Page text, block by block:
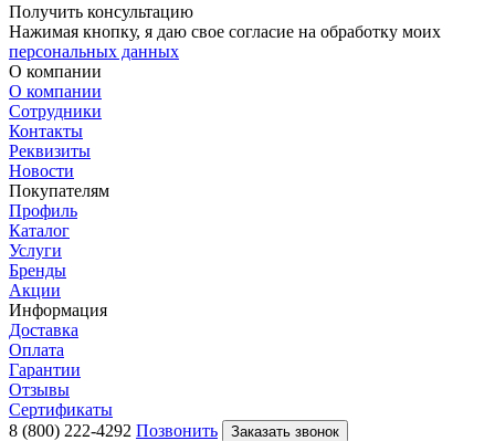
Получить консультацию
Нажимая кнопку, я даю свое согласие на обработку моих
персональных данных
О компании
О компании
Сотрудники
Контакты
Реквизиты
Новости
Покупателям
Профиль
Каталог
Услуги
Бренды
Акции
Информация
Доставка
Оплата
Гарантии
Отзывы
Сертификаты
8 (800) 222-4292 Позвонить Заказать звонок